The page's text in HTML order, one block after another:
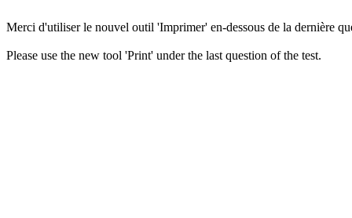
Merci d'utiliser le nouvel outil 'Imprimer' en-dessous de la dernière
Please use the new tool 'Print' under the last question of the test.